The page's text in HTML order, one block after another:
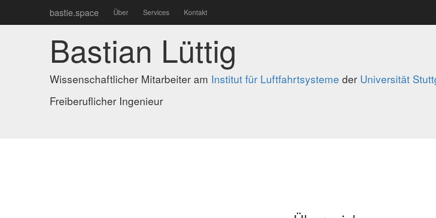
bastie.space Über Services Kontakt
Bastian Lüttig
Wissenschaftlicher Mitarbeiter am Institut für Luftfahrtsysteme der Universität
Freiberuflicher Ingenieur